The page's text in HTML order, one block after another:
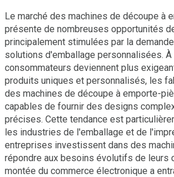
Le marché des machines de découpe à
présente de nombreuses opportunités
principalement stimulées par la
solutions d'emballage personnalisées.
consommateurs deviennent plus
produits uniques et personnalisés, les
des machines de découpe à emporte-
capables de fournir des designs
précises. Cette tendance est
les industries de l'emballage et de
entreprises investissent dans des
répondre aux besoins évolutifs de leurs
montée du commerce électronique a